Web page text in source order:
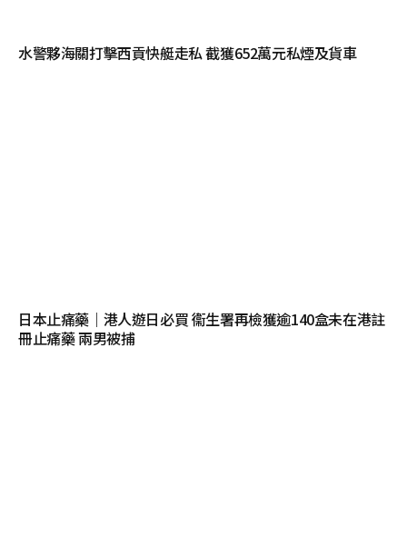
水警夥海關打擊西貢快艇走私 截獲652萬元私煙及貨車
日本止痛藥｜港人遊日必買 衞生署再檢獲逾140盒未在港註
冊止痛藥 兩男被捕